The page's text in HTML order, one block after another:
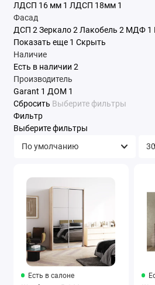
ЛДСП 16 мм 1 ЛДСП 18мм 1
Фасад
ДСП 2 Зеркало 2 Лакобель 2 МДФ 1
Показать еще 1 Скрыть
Наличие
Есть в наличии 2
Производитель
Garant 1 ДОМ 1
Сбросить Выберите фильтры
Фильтр
Выберите фильтры
Есть в салоне